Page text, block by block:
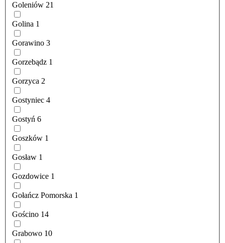
Goleniów 21
Golina 1
Gorawino 3
Gorzebądz 1
Gorzyca 2
Gostyniec 4
Gostyń 6
Goszków 1
Gosław 1
Gozdowice 1
Gołańcz Pomorska 1
Gościno 14
Grabowo 10